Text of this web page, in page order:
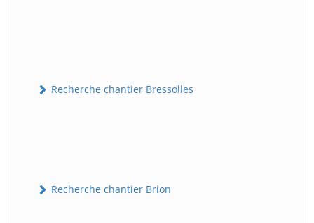
Recherche chantier Bressolles
Recherche chantier Brion